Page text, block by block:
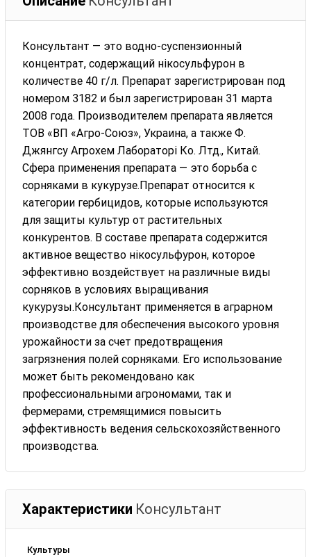
Консультант — это водно-суспензионный
концентрат, содержащий нікосульфурон в
количестве 40 г/л. Препарат зарегистрирован под
номером 3182 и был зарегистрирован 31 марта
2008 года. Производителем препарата является
ТОВ «ВП «Агро-Союз», Украина, а также Ф.
Джянгсу Агрохем Лабораторі Ко. Лтд., Китай.
Сфера применения препарата — это борьба с
сорняками в кукурузе.Препарат относится к
категории гербицидов, которые используются
для защиты культур от растительных
конкурентов. В составе препарата содержится
активное вещество нікосульфурон, которое
эффективно воздействует на различные виды
сорняков в условиях выращивания
кукурузы.Консультант применяется в аграрном
производстве для обеспечения высокого уровня
урожайности за счет предотвращения
загрязнения полей сорняками. Его использование
может быть рекомендовано как
профессиональными агрономами, так и
фермерами, стремящимися повысить
эффективность ведения сельскохозяйственного
производства.
Характеристики Консультант
Культуры